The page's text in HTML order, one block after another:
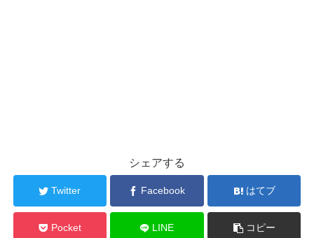
シェアする
Twitter Facebook はてブ
Pocket LINE コピー